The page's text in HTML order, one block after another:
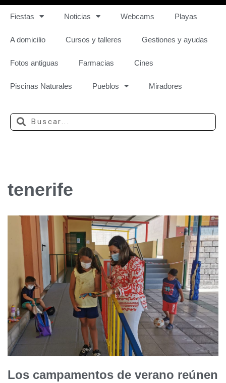
Fiestas Noticias Webcams Playas
A domicilio Cursos y talleres Gestiones y ayudas
Fotos antiguas Farmacias Cines
Piscinas Naturales Pueblos Miradores
tenerife
Los campamentos de verano reúnen